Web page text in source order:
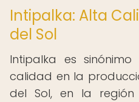
Intipalka: Alta
del Sol
Intipalka es
calidad en la
del Sol, en la